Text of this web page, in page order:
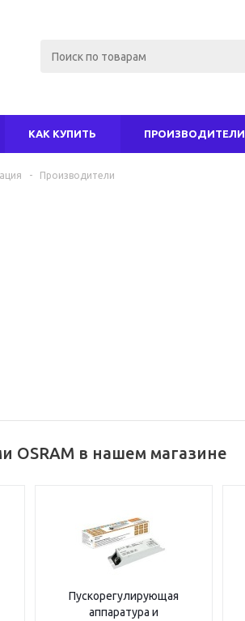
КАК КУПИТЬ ПРОИЗВОДИТЕЛИ
- Производители
OSRAM в нашем магазине
Пускорегулирующая
аппаратура и